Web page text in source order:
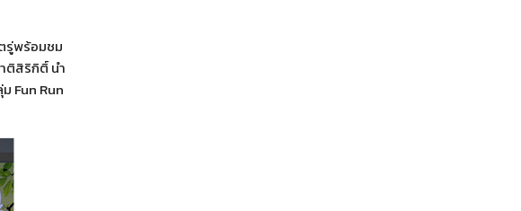
รู่พร้อมชม
ติสิริกิติ์ นำ
Fun Run